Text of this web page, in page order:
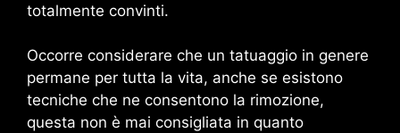
totalmente convinti.
Occorre considerare che un tatuaggio in genere
permane per tutta la vita, anche se esistono
tecniche che ne consentono la rimozione,
questa non è mai consigliata in quanto